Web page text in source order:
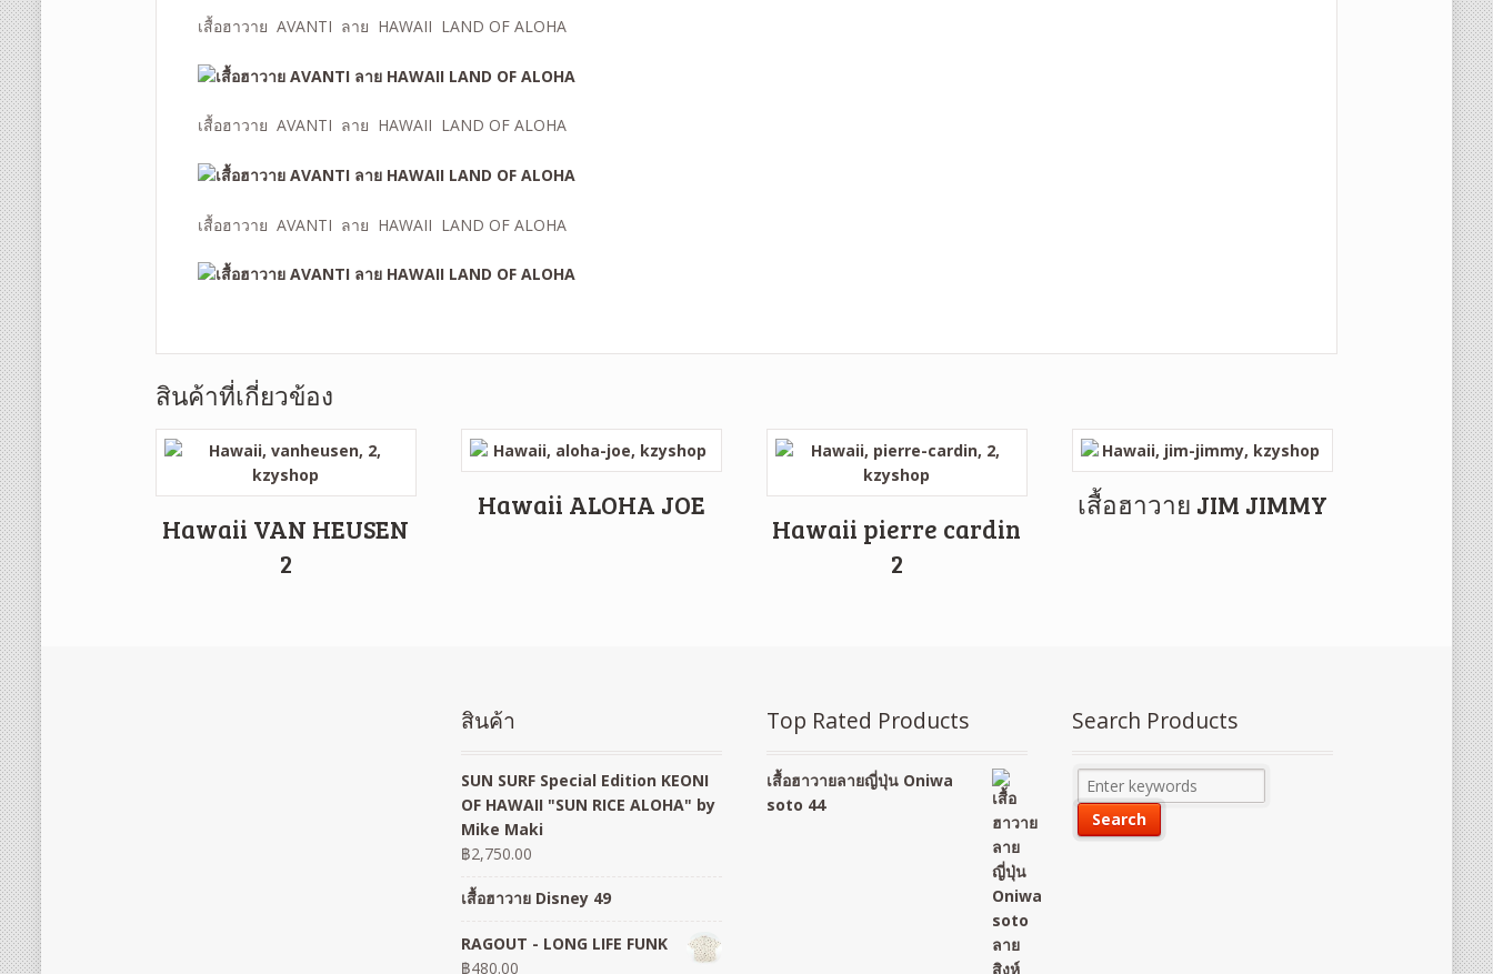
เสื้อฮาวาย AVANTI ลาย HAWAII LAND OF ALOHA
เสื้อฮาวาย AVANTI ลาย HAWAII LAND OF ALOHA
เสื้อฮาวาย AVANTI ลาย HAWAII LAND OF ALOHA
สินค้าที่เกี่ยวข้อง
Hawaii VAN HEUSEN
2
Hawaii ALOHA JOE
Hawaii pierre cardin
2
เสื้อฮาวาย JIM JIMMY
สินค้า
SUN SURF Special Edition KEONI
OF HAWAII "SUN RICE ALOHA" by
Mike Maki
฿2,750.00
เสื้อฮาวาย Disney 49
RAGOUT - LONG LIFE FUNK
฿480.00
Top Rated Products
เสื้อฮาวายลายญี่ปุ่น Oniwa
soto 44
Search Products